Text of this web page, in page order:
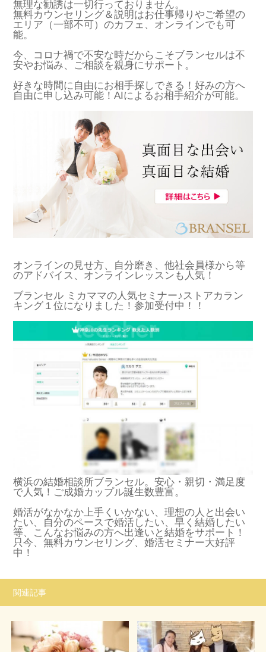
無理な勧誘は一切行っておりません。
無料カウンセリング＆説明はお仕事帰りやご希望の
エリア（一部不可）のカフェ、オンラインでも可
能。
今、コロナ禍で不安な時だからこそブランセルは不
安やお悩み、ご相談を親身にサポート。
好きな時間に自由にお相手探しできる！好みの方へ
自由に申し込み可能！AIによるお相手紹介が可能。
オンラインの見せ方、自分磨き、他社会員様から等
のアドバイス、オンラインレッスンも人気！
ブランセル ミカママの人気セミナー♪ストアカラン
キング１位になりました！参加受付中！！
横浜の結婚相談所ブランセル。安心・親切・満足度
で人気！ご成婚カップル誕生数豊富。
婚活がなかなか上手くいかない、理想の人と出会い
たい、自分のペースで婚活したい、早く結婚したい
等、こんなお悩みの方へ出逢いと結婚をサポート！
只今、無料カウンセリング、婚活セミナー大好評
中！
関連記事